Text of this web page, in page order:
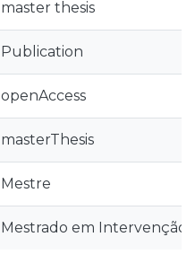
master thesis
Publication
openAccess
masterThesis
Mestre
Mestrado em Intervenção